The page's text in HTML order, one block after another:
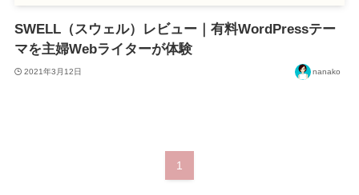
SWELL（スウェル）レビュー｜有料WordPressテー
マを主婦Webライターが体験
2021年3月12日 nanako
1